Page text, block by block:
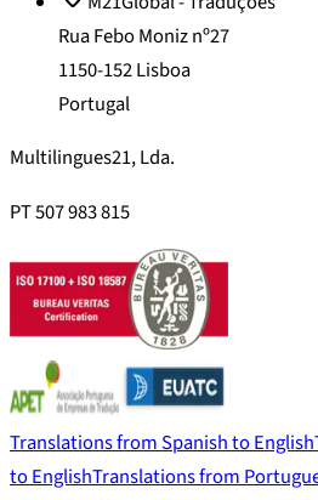
Rua Febo Moniz nº27
1150-152 Lisboa
Portugal
Multilingues21, Lda.
PT 507 983 815
Translations from Spanish to English
to EnglishTranslations from